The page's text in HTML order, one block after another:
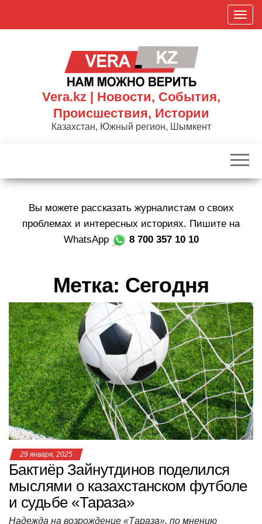
П
о
к
р
а
ц
и
ю
Vera.kz | Новости, События,
Происшествия, Истории
Казахстан, Южный регион, Шымкент
Вы можете рассказать журналистам о своих
проблемах и интересных историях. Пишите на
WhatsApp
8 700 357 10 10
Метка: Сегодня
29 января, 2025
Бактиёр Зайнутдинов поделился
мыслями о казахстанском футболе
и судьбе «Тараза»
Надежда на возрождение «Тараза», по мнению